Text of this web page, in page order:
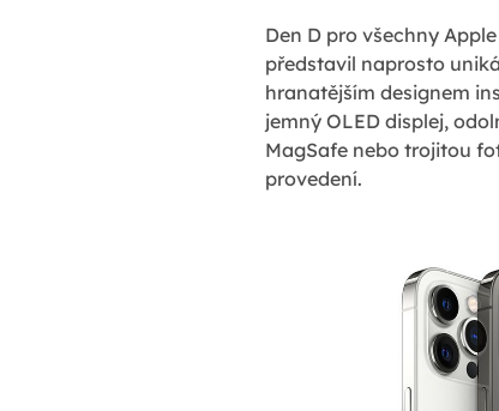
Den D pro všechny
představil naprosto
hranatějším designem
jemný OLED displej,
MagSafe nebo trojitou
provedení.